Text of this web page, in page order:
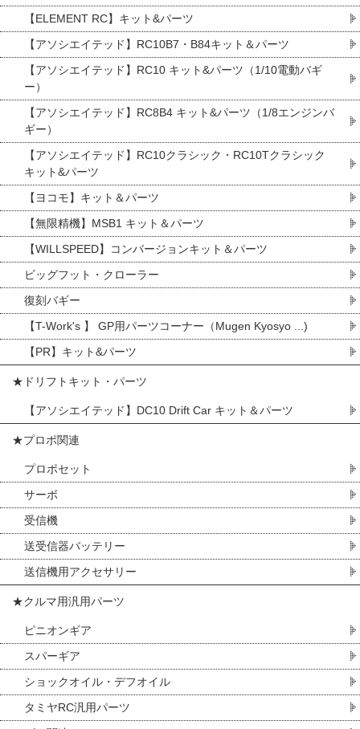
【ELEMENT RC】キット&パーツ
【アソシエイテッド】RC10B7・B84キット＆パーツ
【アソシエイテッド】RC10 キット&パーツ（1/10電動バギ
ー）
【アソシエイテッド】RC8B4 キット&パーツ（1/8エンジンバ
ギー）
【アソシエイテッド】RC10クラシック・RC10Tクラシック
キット&パーツ
【ヨコモ】キット＆パーツ
【無限精機】MSB1 キット＆パーツ
【WILLSPEED】コンバージョンキット＆パーツ
ビッグフット・クローラー
復刻バギー
【T-Work's 】 GP用パーツコーナー（Mugen Kyosyo ...)
【PR】キット&パーツ
★ドリフトキット・パーツ
【アソシエイテッド】DC10 Drift Car キット＆パーツ
★プロポ関連
プロポセット
サーボ
受信機
送受信器バッテリー
送信機用アクセサリー
★クルマ用汎用パーツ
ピニオンギア
スパーギア
ショックオイル・デフオイル
タミヤRC汎用パーツ